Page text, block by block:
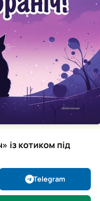
із котиком під
Telegram